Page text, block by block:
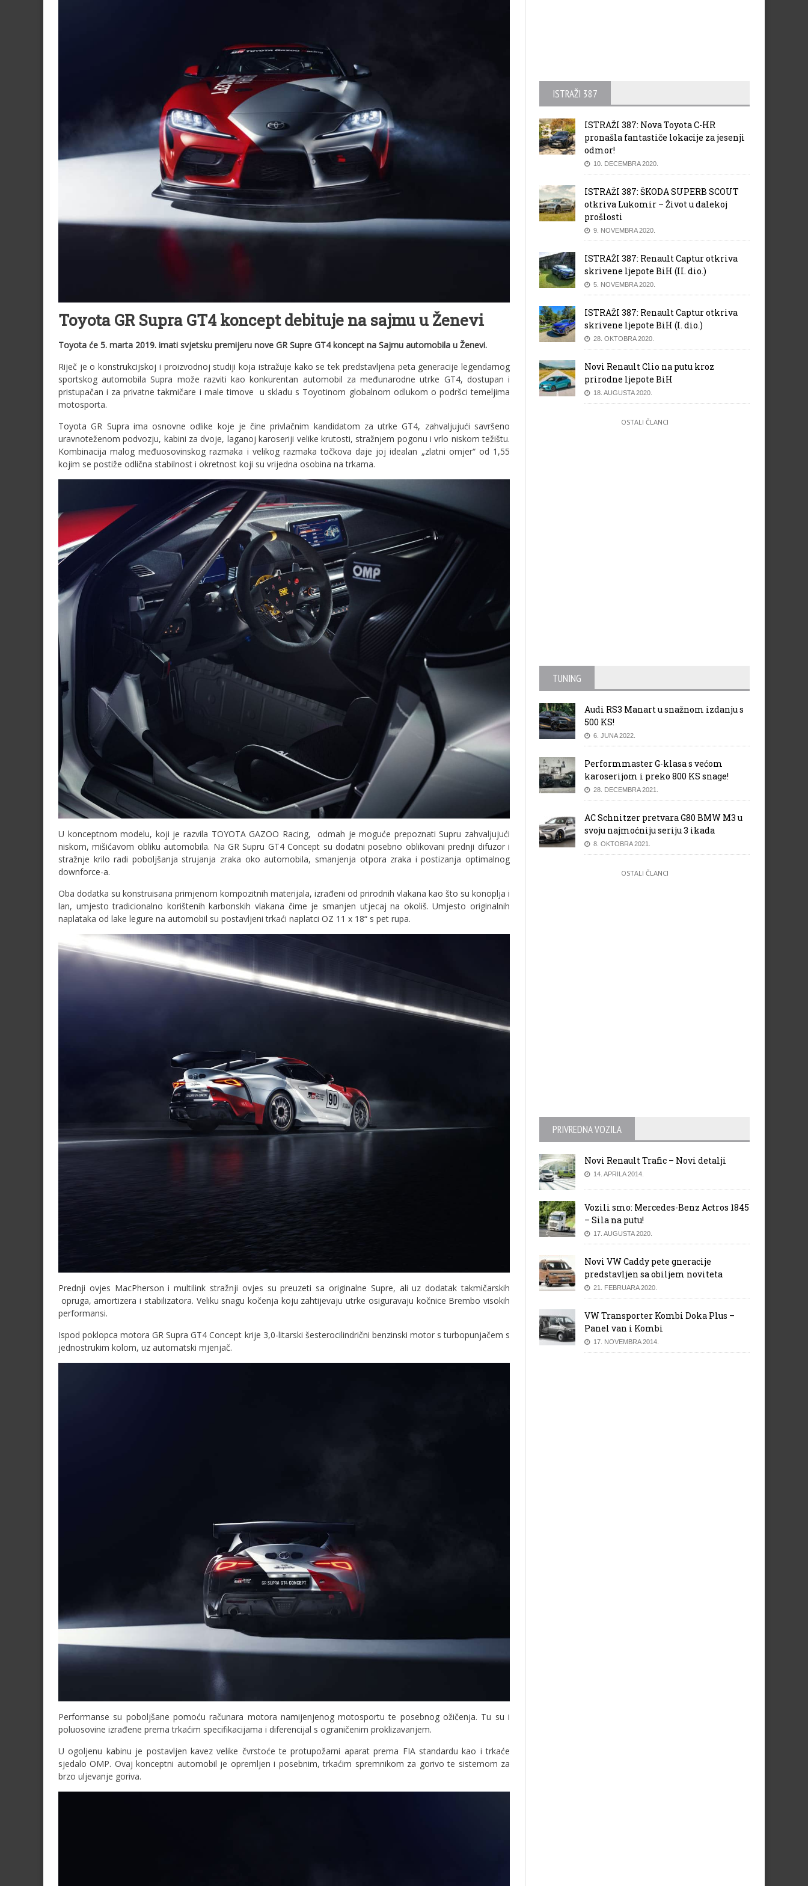
Toyota GR Supra GT4 koncept debituje na sajmu u Ženevi
Toyota će 5. marta 2019. imati svjetsku premijeru nove GR Supre GT4 koncept na Sajmu automobila u Ženevi.
Riječ je o konstrukcijskoj i proizvodnoj studiji koja istražuje kako se tek predstavljena peta generacije legendarnog
sportskog automobila Supra može razviti kao konkurentan automobil za međunarodne utrke GT4, dostupan i
pristupačan i za privatne takmičare i male timove u skladu s Toyotinom globalnom odlukom o podršci temeljima
motosporta.
Toyota GR Supra ima osnovne odlike koje je čine privlačnim kandidatom za utrke GT4, zahvaljujući savršeno
uravnoteženom podvozju, kabini za dvoje, laganoj karoseriji velike krutosti, stražnjem pogonu i vrlo niskom težištu.
Kombinacija malog međuosovinskog razmaka i velikog razmaka točkova daje joj idealan „zlatni omjer“ od 1,55
kojim se postiže odlična stabilnost i okretnost koji su vrijedna osobina na trkama.
U konceptnom modelu, koji je razvila TOYOTA GAZOO Racing, odmah je moguće prepoznati Supru zahvaljujući
niskom, mišićavom obliku automobila. Na GR Supru GT4 Concept su dodatni posebno oblikovani prednji difuzor i
stražnje krilo radi poboljšanja strujanja zraka oko automobila, smanjenja otpora zraka i postizanja optimalnog
downforce-a.
Oba dodatka su konstruisana primjenom kompozitnih materijala, izrađeni od prirodnih vlakana kao što su konoplja i
lan, umjesto tradicionalno korištenih karbonskih vlakana čime je smanjen utjecaj na okoliš. Umjesto originalnih
naplataka od lake legure na automobil su postavljeni trkaći naplatci OZ 11 x 18“ s pet rupa.
Prednji ovjes MacPherson i multilink stražnji ovjes su preuzeti sa originalne Supre, ali uz dodatak takmičarskih
opruga, amortizera i stabilizatora. Veliku snagu kočenja koju zahtijevaju utrke osiguravaju kočnice Brembo visokih
performansi.
Ispod poklopca motora GR Supra GT4 Concept krije 3,0-litarski šesterocilindrični benzinski motor s turbopunjačem s
jednostrukim kolom, uz automatski mjenjač.
Performanse su poboljšane pomoću računara motora namijenjenog motosportu te posebnog ožičenja. Tu su i
poluosovine izrađene prema trkaćim specifikacijama i diferencijal s ograničenim proklizavanjem.
U ogoljenu kabinu je postavljen kavez velike čvrstoće te protupožarni aparat prema FIA standardu kao i trkaće
sjedalo OMP. Ovaj konceptni automobil je opremljen i posebnim, trkaćim spremnikom za gorivo te sistemom za
brzo uljevanje goriva.
ISTRAŽI 387
ISTRAŽI 387: Nova Toyota C-HR
pronašla fantastiče lokacije za jesenji
odmor!
10. DECEMBRA 2020.
ISTRAŽI 387: ŠKODA SUPERB SCOUT
otkriva Lukomir – Život u dalekoj
prošlosti
9. NOVEMBRA 2020.
ISTRAŽI 387: Renault Captur otkriva
skrivene ljepote BiH (II. dio.)
5. NOVEMBRA 2020.
ISTRAŽI 387: Renault Captur otkriva
skrivene ljepote BiH (I. dio.)
28. OKTOBRA 2020.
Novi Renault Clio na putu kroz
prirodne ljepote BiH
18. AUGUSTA 2020.
OSTALI ČLANCI
TUNING
Audi RS3 Manart u snažnom izdanju s
500 KS!
6. JUNA 2022.
Performmaster G-klasa s većom
karoserijom i preko 800 KS snage!
28. DECEMBRA 2021.
AC Schnitzer pretvara G80 BMW M3 u
svoju najmoćniju seriju 3 ikada
8. OKTOBRA 2021.
OSTALI ČLANCI
PRIVREDNA VOZILA
Novi Renault Trafic – Novi detalji
14. APRILA 2014.
Vozili smo: Mercedes-Benz Actros 1845
– Sila na putu!
17. AUGUSTA 2020.
Novi VW Caddy pete gneracije
predstavljen sa obiljem noviteta
21. FEBRUARA 2020.
VW Transporter Kombi Doka Plus –
Panel van i Kombi
17. NOVEMBRA 2014.